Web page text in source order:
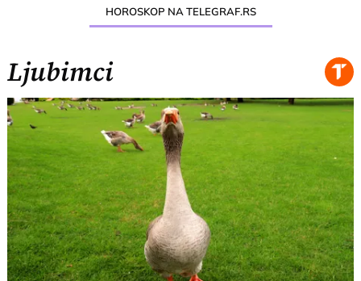
HOROSKOP NA TELEGRAF.RS
Ljubimci